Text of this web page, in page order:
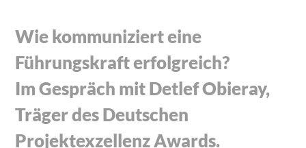
Wie kommuniziert eine
Führungskraft erfolgreich?
Im Gespräch mit Detlef Obieray,
Träger des Deutschen
Projektexzellenz Awards.